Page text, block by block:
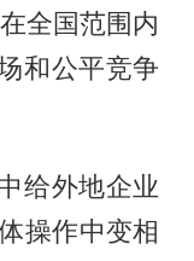
全国范围内
和公平竞争
给外地企业
操作中变相